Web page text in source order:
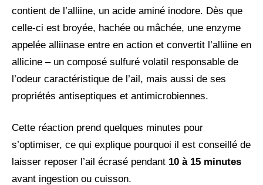
contient de l’alliine, un acide aminé inodore. Dès que
celle-ci est broyée, hachée ou mâchée, une enzyme
appelée alliinase entre en action et convertit l’alliine en
allicine – un composé sulfuré volatil responsable de
l’odeur caractéristique de l’ail, mais aussi de ses
propriétés antiseptiques et antimicrobiennes.
Cette réaction prend quelques minutes pour
s’optimiser, ce qui explique pourquoi il est conseillé de
laisser reposer l’ail écrasé pendant 10 à 15 minutes
avant ingestion ou cuisson.